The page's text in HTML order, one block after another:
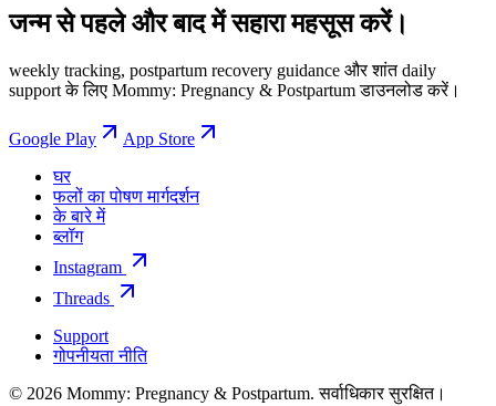
जन्म से पहले और बाद में सहारा महसूस करें।
weekly tracking, postpartum recovery guidance और शांत daily
support के लिए Mommy: Pregnancy & Postpartum डाउनलोड करें।
Google Play
App Store
घर
फलों का पोषण मार्गदर्शन
के बारे में
ब्लॉग
Instagram
Threads
Support
गोपनीयता नीति
© 2026 Mommy: Pregnancy & Postpartum. सर्वाधिकार सुरक्षित।